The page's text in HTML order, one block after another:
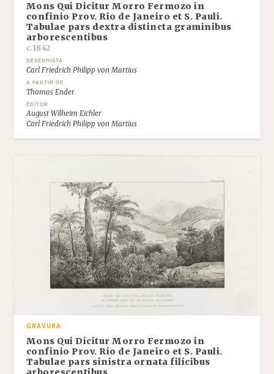
Mons Qui Dicitur Morro Fermozo in
confinio Prov. Rio de Janeiro et S. Pauli.
Tabulae pars dextra distincta graminibus
arborescentibus
c.1842
DESENHISTA
Carl Friedrich Philipp von Martius
A PARTIR DE
Thomas Ender
EDITOR
August Wilheim Eichler
Carl Friedrich Philipp von Martius
GRAVURA
Mons Qui Dicitur Morro Fermozo in
confinio Prov. Rio de Janeiro et S. Pauli.
Tabulae pars sinistra ornata filicibus